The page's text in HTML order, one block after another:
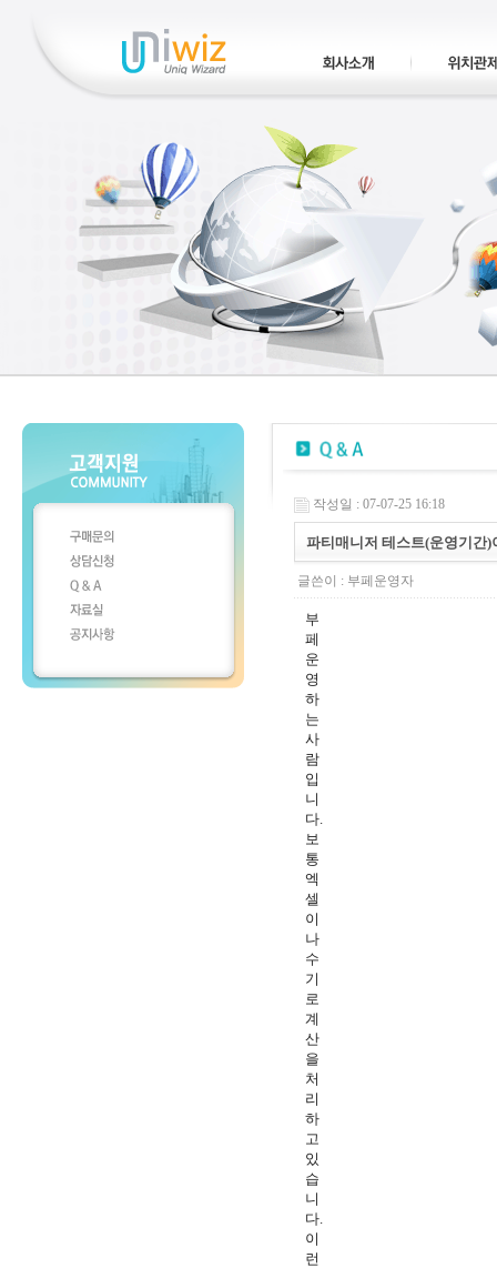
작성일 : 07-07-25 16:18
파티매니저 테스트(운영기간)
글쓴이 : 부페운영자
부
페
운
영
하
는
사
람
입
니
다.
보
통
엑
셀
이
나
수
기
로
계
산
을
처
리
하
고
있
습
니
다.
이
런